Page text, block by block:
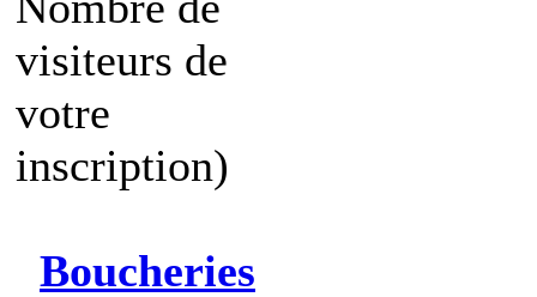
visiteurs de
votre
inscription)
Boucheries